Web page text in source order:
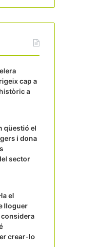
cap a
a
qüestió el
i dona
sector
el
lloguer
crear-lo